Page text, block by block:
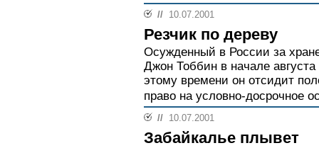
// 10.07.2001
Резчик по дереву
Осужденный в России за
Джон Тоббин в начале
этому времени он отсидит
право на условно-досрочное
// 10.07.2001
Забайкалье плывет